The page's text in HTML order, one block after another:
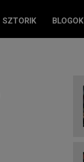
SZTORIK BLOGOK